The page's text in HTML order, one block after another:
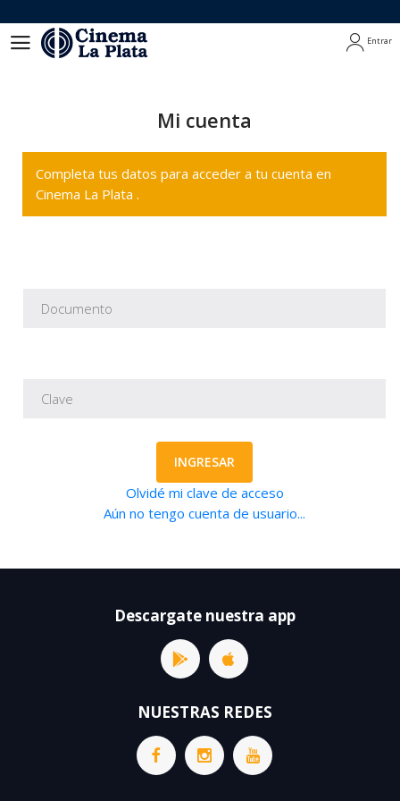
Entrar
Mi cuenta
Completa tus datos para acceder a tu cuenta en
Cinema La Plata .
INGRESAR
Olvidé mi clave de acceso
Aún no tengo cuenta de usuario...
Descargate nuestra app
NUESTRAS REDES